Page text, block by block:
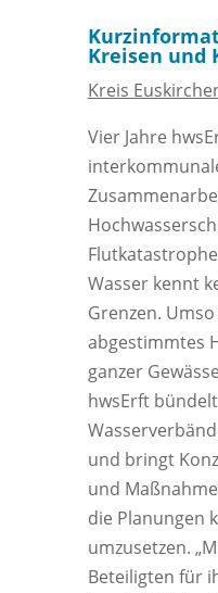
Kreisen und
Kreis
Vier Jahre
Wasser kennt
Grenzen.
abgestimmtes
ganzer
hwsErft
und bringt
und
die Planungen
umzusetzen.
Beteiligten für